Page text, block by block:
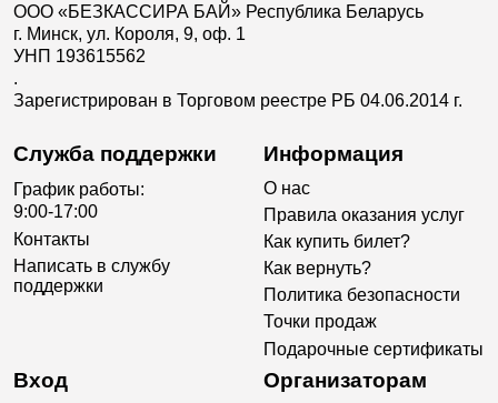
ООО «БЕЗКАССИРА БАЙ» Республика Беларусь
г. Минск, ул. Короля, 9, оф. 1
УНП 193615562
.
Зарегистрирован в Торговом реестре РБ 04.06.2014 г.
Служба поддержки
График работы:
9:00-17:00
Контакты
Написать в службу
поддержки
Информация
О нас
Правила оказания услуг
Как купить билет?
Как вернуть?
Политика безопасности
Точки продаж
Подарочные сертификаты
Вход Организаторам